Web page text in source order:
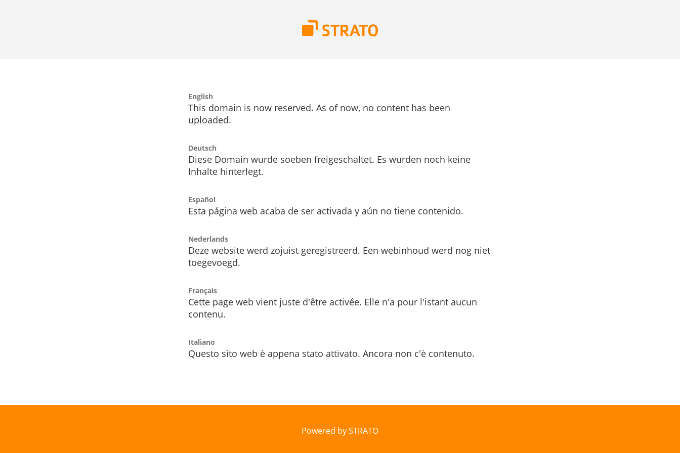
English
This domain is now reserved. As of now, no content has been
uploaded.
Deutsch
Diese Domain wurde soeben freigeschaltet. Es wurden noch keine
Inhalte hinterlegt.
Español
Esta página web acaba de ser activada y aún no tiene contenido.
Nederlands
Deze website werd zojuist geregistreerd. Een webinhoud werd nog niet
toegevoegd.
Français
Cette page web vient juste d'être activée. Elle n'a pour l'istant aucun
contenu.
Italiano
Questo sito web è appena stato attivato. Ancora non c'è contenuto.
Powered by STRATO